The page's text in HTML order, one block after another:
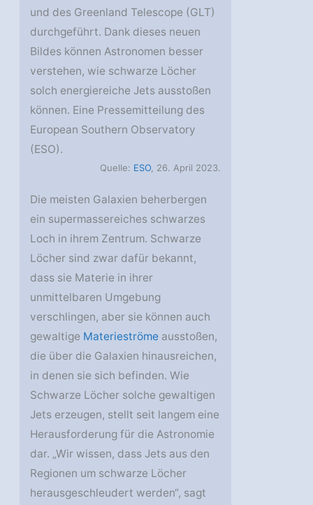
und des Greenland Telescope (GLT)
durchgeführt. Dank dieses neuen
Bildes können Astronomen besser
verstehen, wie schwarze Löcher
solch energiereiche Jets ausstoßen
können. Eine Pressemitteilung des
European Southern Observatory
(ESO).
Quelle: ESO , 26. April 2023.
Die meisten Galaxien beherbergen
ein supermassereiches schwarzes
Loch in ihrem Zentrum. Schwarze
Löcher sind zwar dafür bekannt,
dass sie Materie in ihrer
unmittelbaren Umgebung
verschlingen, aber sie können auch
gewaltige Materieströme ausstoßen,
die über die Galaxien hinausreichen,
in denen sie sich befinden. Wie
Schwarze Löcher solche gewaltigen
Jets erzeugen, stellt seit langem eine
Herausforderung für die Astronomie
dar. „Wir wissen, dass Jets aus den
Regionen um schwarze Löcher
herausgeschleudert werden“, sagt